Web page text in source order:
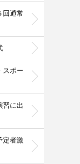
回通常
スポー
習に出
定者激